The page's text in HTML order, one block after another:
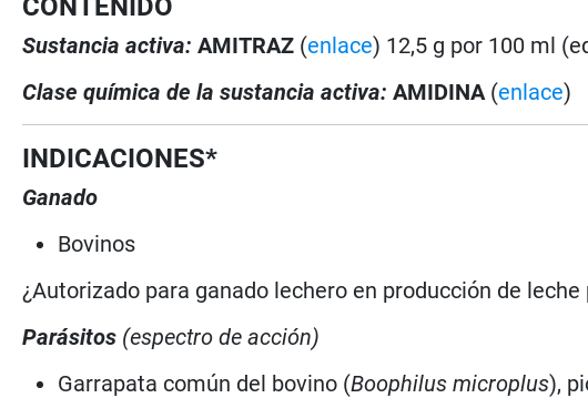
CONTENIDO
Sustancia activa:AMITRAZ (enlace) 12,5 g por 100 ml
Clase química de la sustancia activa: AMIDINA (enlace)
INDICACIONES*
Ganado
Bovinos
¿Autorizado para ganado lechero en producción de
Parásitos (espectro de acción)
Garrapata común del bovino (Boophilus microplus),